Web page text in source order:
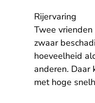
Rijervaring
Twee
zwaar
hoeveelheid
anderen.
met hoge